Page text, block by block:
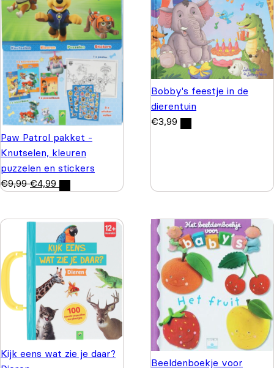
Paw Patrol pakket -
Knutselen, kleuren
puzzelen en stickers
€9,99 €4,99
Bobby's feestje in de
dierentuin
€3,99
Kijk eens wat zie je daar?
Beeldenboekje voor